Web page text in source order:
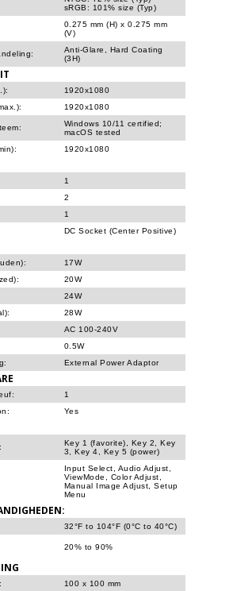
sRGB: 101% size (Typ)
0.275 mm (H) x 0.275 mm
(V)
Anti-Glare, Hard Coating
(3H)
1920x1080
1920x1080
Windows 10/11 certified;
macOS tested
1920x1080
1
2
1
DC Socket (Center Positive)
17W
20W
24W
28W
AC 100-240V
0.5W
External Power Adaptor
1
Yes
Key 1 (favorite), Key 2, Key
3, Key 4, Key 5 (power)
Input Select, Audio Adjust,
ViewMode, Color Adjust,
Manual Image Adjust, Setup
Menu
32°F to 104°F (0°C to 40°C)
20% to 90%
100 x 100 mm